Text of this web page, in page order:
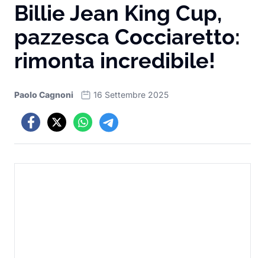
Billie Jean King Cup,
pazzesca Cocciaretto:
rimonta incredibile!
Paolo Cagnoni 16 Settembre 2025